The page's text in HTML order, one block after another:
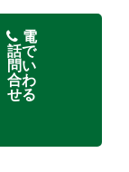
電
話で
問い
合わ
せる